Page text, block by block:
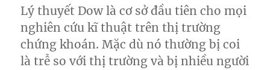
Lý thuyết Dow là cơ sở đầu tiên cho mọi
nghiên cứu kĩ thuật trên thị trường
chứng khoán. Mặc dù nó thường bị coi
là trễ so với thị trường và bị nhiều người